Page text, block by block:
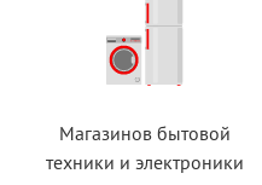
Магазинов бытовой
техники и электроники